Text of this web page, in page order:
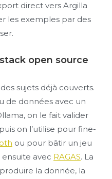
direct vers Argilla
les exemples par des
open source
sujets déjà couverts.
de données avec un
on le fait valider
on l’utilise pour fine-
ou pour bâtir un jeu
ensuite avec RAGAS. La
la donnée, la